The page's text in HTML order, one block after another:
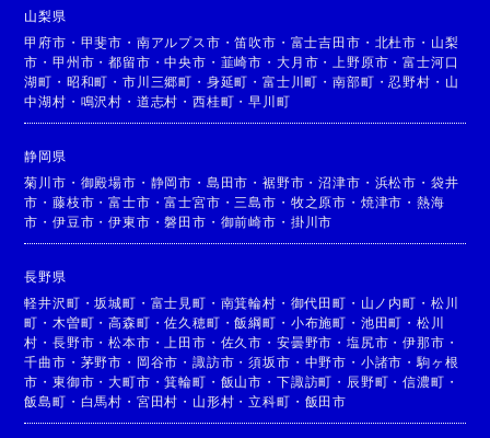
山梨県
甲府市 ・ 甲斐市 ・ 南アルプス市 ・笛吹市 ・ 富士吉田市 ・ 北杜市 ・ 山梨
市 ・甲州市 ・都留市 ・中央市 ・ 韮崎市 ・ 大月市 ・ 上野原市 ・富士河口
湖町 ・ 昭和町 ・市川三郷町 ・ 身延町 ・富士川町 ・南部町 ・忍野村 ・ 山
中湖村 ・ 鳴沢村 ・ 道志村 ・西桂町 ・早川町
静岡県
菊川市 ・ 御殿場市 ・ 静岡市 ・ 島田市 ・裾野市 ・沼津市 ・ 浜松市 ・ 袋井
市 ・藤枝市 ・富士市 ・富士宮市 ・ 三島市 ・ 牧之原市 ・ 焼津市 ・ 熱海
市 ・伊豆市 ・伊東市 ・磐田市 ・ 御前崎市 ・ 掛川市
長野県
軽井沢町 ・坂城町 ・ 富士見町 ・ 南箕輪村 ・ 御代田町 ・ 山ノ内町 ・ 松川
町 ・ 木曽町 ・高森町 ・佐久穂町 ・飯綱町 ・ 小布施町 ・ 池田町 ・ 松川
村 ・長野市 ・松本市 ・ 上田市 ・ 佐久市 ・ 安曇野市 ・ 塩尻市 ・伊那市 ・
千曲市 ・ 茅野市 ・ 岡谷市 ・諏訪市 ・須坂市 ・ 中野市 ・ 小諸市 ・ 駒ヶ根
市 ・東御市 ・大町市 ・箕輪町 ・ 飯山市 ・ 下諏訪町 ・ 辰野町 ・信濃町 ・
飯島町 ・ 白馬村 ・ 宮田村 ・ 山形村 ・立科町 ・ 飯田市